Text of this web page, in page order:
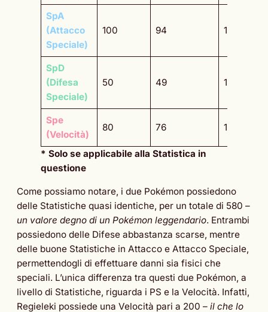
SpA
(Attacco
Speciale)
100 94 167
SpD
(Difesa
Speciale)
50 49 112
Spe
(Velocità)
80 76 145
* Solo se applicabile alla Statistica in
questione
Come possiamo notare, i due Pokémon possiedono
delle Statistiche quasi identiche, per un totale di 580 –
un valore degno di un Pokémon leggendario. Entrambi
possiedono delle Difese abbastanza scarse, mentre
delle buone Statistiche in Attacco e Attacco Speciale,
permettendogli di effettuare danni sia fisici che
speciali. L’unica differenza tra questi due Pokémon, a
livello di Statistiche, riguarda i PS e la Velocità. Infatti,
Regieleki possiede una Velocità pari a 200 – il che lo